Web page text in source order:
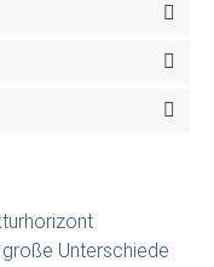
Unterschiede